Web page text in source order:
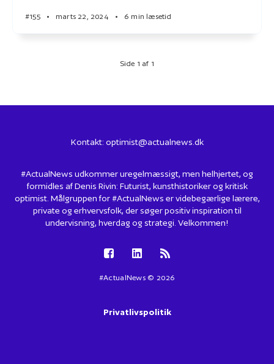
#155 • marts 22, 2024 • 6 min læsetid
Side 1 af 1
Kontakt: optimist@actualnews.dk
#ActualNews udkommer uregelmæssigt, men helhjertet, og
formidles af Denis Rivin: Futurist, kunsthistoriker og kritisk
optimist. Målgruppen for #ActualNews er videbegærlige lærere,
private og erhvervsfolk, der søger positiv inspiration til
undervisning, hverdag og strategi. Velkommen!
#ActualNews © 2026
Privatlivspolitik